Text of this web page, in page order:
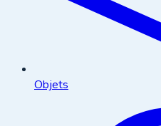
Objets